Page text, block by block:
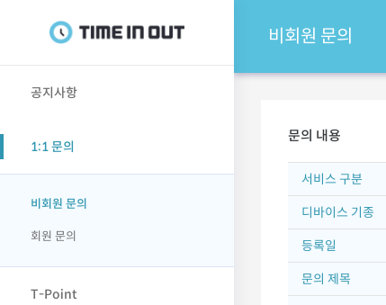
공지사항
1:1 문의
비회원 문의
회원 문의
T-Point
비회원 문의
문의 내용
서비스 구분
디바이스 기종
등록일
문의 제목